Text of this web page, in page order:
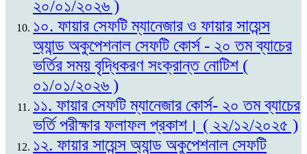
২০/০১/২০২৬ )
১০. ফায়ার সেফটি ম্যানেজার ও ফায়ার সায়েন্স
অ্যান্ড অকুপেশনাল সেফটি কোর্স - ২০ তম ব্যাচের
ভর্তির সময় বৃদ্ধিকরণ সংক্রান্ত নোটিশ (
০১/০১/২০২৬ )
১১. ফায়ার সেফটি ম্যানেজার কোর্স- ২০ তম ব্যাচের
ভর্তি পরীক্ষার ফলাফল প্রকাশ। ( ২২/১২/২০২৫ )
১২. ফায়ার সায়েন্স অ্যান্ড অকুপেশনাল সেফটি